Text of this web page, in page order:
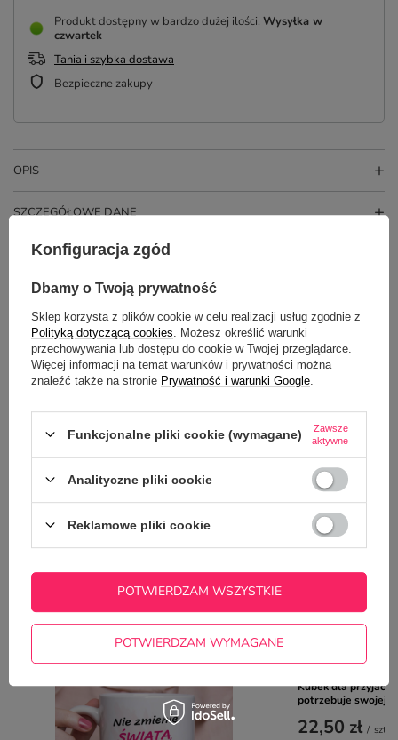
Produkt dostępny w bardzo dużej ilości Wysyłka w
czwartek
Tania i szybka dostawa
Bezpieczne zakupy
OPIS
SZCZEGÓŁOWE DANE
GŁÓWNE PARAMETRY
OPINIE (2)
Potrzebujesz pomocy? Masz pytania?
niezwłocznie, najciekawsze pytania i
ZADAJ PYTANIE
NAJCZĘŚCIEJ KUPOWANE Z
TYM TOWAREM
Kubek dla
potrzebuje swojej
22,50 zł / szt.
Konfiguracja zgód
Dbamy o Twoją prywatność
Sklep korzysta z plików cookie w celu realizacji usług zgodnie z
Polityką dotyczącą cookies . Możesz określić warunki
przechowywania lub dostępu do cookie w Twojej przeglądarce.
Więcej informacji na temat warunków i prywatności można
znaleźć także na stronie Prywatność i warunki Google
Funkcjonalne pliki cookie (wymagane)
Zawsze
aktywne
Analityczne pliki cookie
Reklamowe pliki cookie
POTWIERDZAM WYMAGANE
POTWIERDZAM WSZYSTKIE